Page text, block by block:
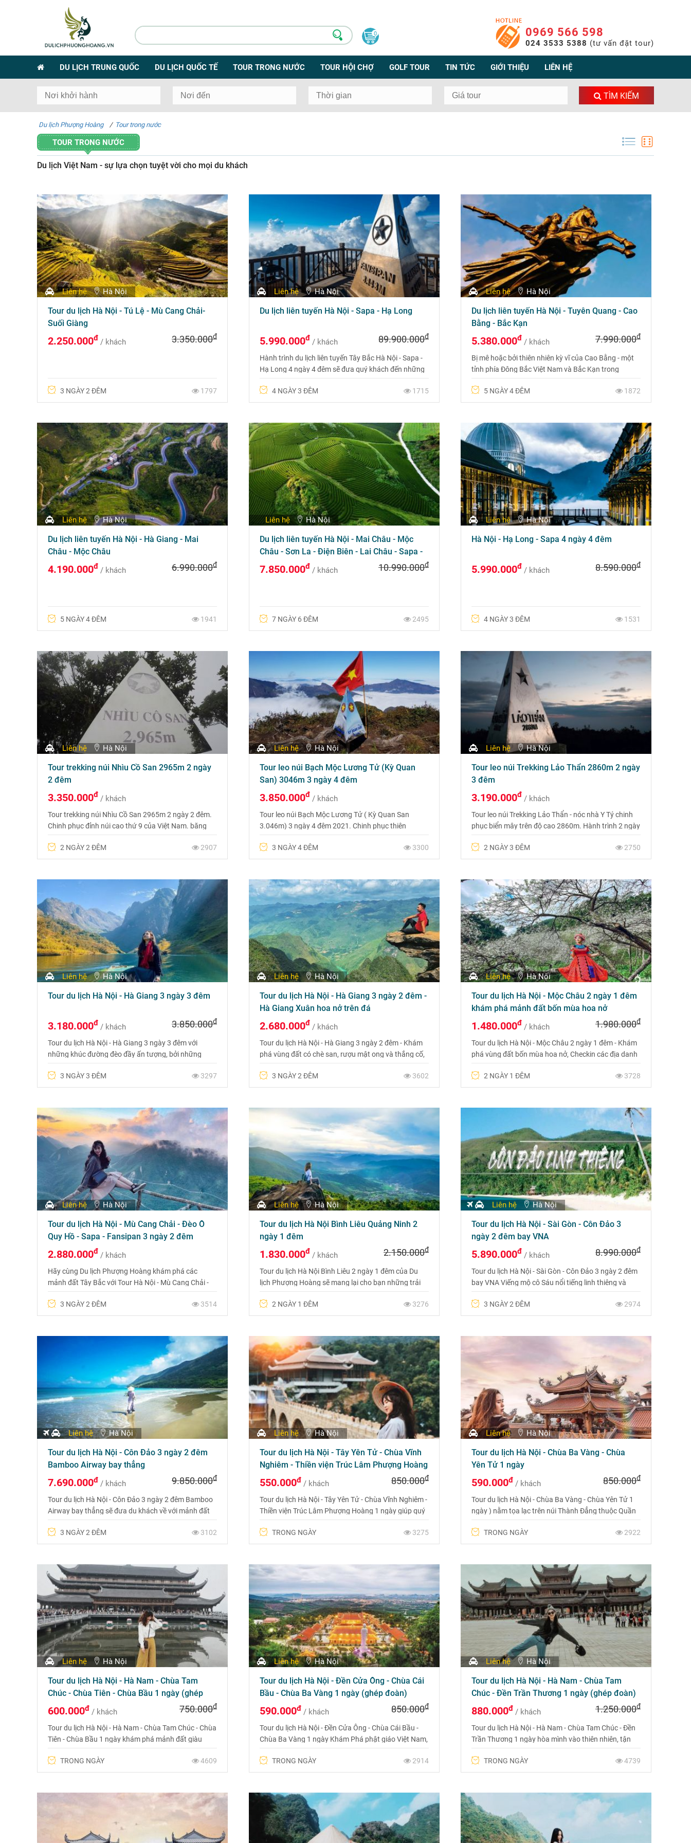
0 0969 566 598
024 3533 5388 (tư vấn đặt tour)
DU LỊCH TRUNG QUỐC DU LỊCH QUỐC TẾ TOUR TRONG NƯỚC TOUR HỘI CHỢ GOLF TOUR TIN TỨC GIỚI THIỆU LIÊN HỆ
TÌM KIẾM
Du lịch Phượng Hoàng / Tour trong nước
TOUR TRONG NƯỚC
Du lịch Việt Nam - sự lựa chọn tuyệt vời cho mọi du khách
Liên hệ Hà Nội
Tour du lịch Hà Nội - Tú Lệ - Mù Cang Chải-
Suối Giàng
2.250.000đ / khách 3.350.000đ
3 NGÀY 2 ĐÊM 1797
Liên hệ Hà Nội
Du lịch liên tuyến Hà Nội - Sapa - Hạ Long
5.990.000đ / khách 89.900.000đ
Hành trình du lịch liên tuyến Tây Bắc Hà Nội - Sapa -
Hạ Long 4 ngày 4 đêm sẽ đưa quý khách đến những
Trong 4 ngày, quý khách sẽ có cơ hội khám phá
những địa điểm nổi bật của miền Bắc Việt Nam. Bắt
quan nhanh chóng quanh thành phố, nơi bạn có thể
tìm hiểu rất nhiều về lịch sử và văn hóa hàng nghìn
năm của thành phố tuyệt vời này.
4 NGÀY 3 ĐÊM 1715
Liên hệ Hà Nội
Du lịch liên tuyến Hà Nội - Tuyên Quang - Cao
Bằng - Bắc Kạn
5.380.000đ / khách 7.990.000đ
Bị mê hoặc bởi thiên nhiên kỳ vĩ của Cao Bằng - một
tỉnh phía Đông Bắc Việt Nam và Bắc Kạn trong
ngợp trước vẻ đẹp tuyệt vời của thiên nhiên, bữa ăn
truyền thống ngon miệng được chế biến từ các
với sự thân thiện nồng hậu.
5 NGÀY 4 ĐÊM 1872
Liên hệ Hà Nội
Du lịch liên tuyến Hà Nội - Hà Giang - Mai
Châu - Mộc Châu
4.190.000đ / khách 6.990.000đ
5 NGÀY 4 ĐÊM 1941
Liên hệ Hà Nội
Du lịch liên tuyến Hà Nội - Mai Châu - Mộc
Châu - Sơn La - Điện Biên - Lai Châu - Sapa -
Hạ Long
7.850.000đ / khách 10.990.000đ
7 NGÀY 6 ĐÊM 2495
Liên hệ Hà Nội
Hà Nội - Hạ Long - Sapa 4 ngày 4 đêm
5.990.000đ / khách 8.590.000đ
4 NGÀY 3 ĐÊM 1531
Liên hệ Hà Nội
Tour trekking núi Nhìu Cồ San 2965m 2 ngày
2 đêm
3.350.000đ / khách
Tour trekking núi Nhìu Cồ San 2965m 2 ngày 2 đêm.
Chinh phục đỉnh núi cao thứ 9 của Việt Nam. băng
vách đá, bám dọc theo khe suối với những viên đá
ẩm ướt đầy rêu phòng trơn trượt nhưng bù lại cảnh
2 NGÀY 2 ĐÊM 2907
Liên hệ Hà Nội
Tour leo núi Bạch Mộc Lương Tử (Kỳ Quan
San) 3046m 3 ngày 4 đêm
3.850.000đ / khách
Tour leo núi Bạch Mộc Lương Tử ( Kỳ Quan San
3.046m) 3 ngày 4 đêm 2021. Chinh phục thiên
dãy Bạch Mộc Lương Tử chỉ toàn mây trắng xóa,
bồng bềnh như những đợt sóng ôm lấy những đỉnh
3 NGÀY 4 ĐÊM 3300
Liên hệ Hà Nội
Tour leo núi Trekking Lảo Thẩn 2860m 2 ngày
3 đêm
3.190.000đ / khách
Tour leo núi Trekking Lảo Thẩn - nóc nhà Y Tý chinh
phục biển mây trên độ cao 2860m. Hành trình 2 ngày
nghiệm khó quên với khung cảnh tuyệt vời của mây
và núi rừng
2 NGÀY 3 ĐÊM 2750
Liên hệ Hà Nội
Tour du lịch Hà Nội - Hà Giang 3 ngày 3 đêm
3.180.000đ / khách 3.850.000đ
Tour du lịch Hà Nội - Hà Giang 3 ngày 3 đêm với
những khúc đường đèo đầy ấn tượng, bởi những
những phiên chợ rực rỡ sắc màu
3 NGÀY 3 ĐÊM 3297
Liên hệ Hà Nội
Tour du lịch Hà Nội - Hà Giang 3 ngày 2 đêm -
Hà Giang Xuân hoa nở trên đá
2.680.000đ / khách
Tour du lịch Hà Nội - Hà Giang 3 ngày 2 đêm - Khám
phá vùng đất có chè san, rượu mật ong và thắng cố,
vấn.3 NGÀY 2 ĐÊM 3602
Liên hệ Hà Nội
Tour du lịch Hà Nội - Mộc Châu 2 ngày 1 đêm
khám phá mảnh đất bốn mùa hoa nở
1.480.000đ / khách 1.980.000đ
Tour du lịch Hà Nội - Mộc Châu 2 ngày 1 đêm - Khám
phá vùng đất bốn mùa hoa nở, Checkin các địa danh
Yếm,...2 NGÀY 1 ĐÊM 3728
Liên hệ Hà Nội
Tour du lịch Hà Nội - Mù Cang Chải - Đèo Ô
Quy Hồ - Sapa - Fansipan 3 ngày 2 đêm
2.880.000đ / khách
Hãy cùng Du lịch Phượng Hoàng khám phá các
mảnh đất Tây Bắc với Tour Hà Nội - Mù Cang Chải -
3 NGÀY 2 ĐÊM
3514
Liên hệ Hà Nội
Tour du lịch Hà Nội Bình Liêu Quảng Ninh 2
ngày 1 đêm
1.830.000đ / khách 2.150.000đ
Tour du lịch Hà Nội Bình Liêu 2 ngày 1 đêm của Du
lịch Phượng Hoàng sẽ mang lại cho bạn những trải
trắng hoa lau.
2 NGÀY 1 ĐÊM 3276
Liên hệ Hà Nội
Tour du lịch Hà Nội - Sài Gòn - Côn Đảo 3
ngày 2 đêm bay VNA
5.890.000đ / khách 8.990.000đ
Tour du lịch Hà Nội - Sài Gòn - Côn Đảo 3 ngày 2 đêm
bay VNA Viếng mộ cô Sáu nổi tiếng linh thiêng và
viếng vào lúc 23 giờ trở đi. Ai đến Côn Đảo cũng từng
đến đây vào giữa đêm để nguyện cầu công việc kinh
3 NGÀY 2 ĐÊM 2974
Liên hệ Hà Nội
Tour du lịch Hà Nội - Côn Đảo 3 ngày 2 đêm
Bamboo Airway bay thẳng
7.690.000đ / khách 9.850.000đ
Tour du lịch Hà Nội - Côn Đảo 3 ngày 2 đêm Bamboo
Airway bay thẳng sẽ đưa du khách về với mảnh đất
chiến tranh đã lùi xa nhưng mảnh đất ấy - một Côn
Đảo kiên trung với những điểm son hào hùng, chói
3 NGÀY 2 ĐÊM 3102
Liên hệ Hà Nội
Tour du lịch Hà Nội - Tây Yên Tử - Chùa Vĩnh
Nghiêm - Thiền viện Trúc Lâm Phượng Hoàng
1 ngày
550.000đ / khách 850.000đ
Tour du lịch Hà Nội - Tây Yên Tử - Chùa Vĩnh Nghiêm -
Thiền viện Trúc Lâm Phượng Hoàng 1 ngày giúp quý
thái và cầu mong một năm bình an và may mắn
TRONG NGÀY 3275
Liên hệ Hà Nội
Tour du lịch Hà Nội - Chùa Ba Vàng - Chùa
Yên Tử 1 ngày
590.000đ / khách 850.000đ
Tour du lịch Hà Nội - Chùa Ba Vàng - Chùa Yên Tử 1
ngày ) nằm tọa lạc trên núi Thành Đẳng thuộc Quần
lớn nhất và độc tôn của nước ta do Phật hoàng Trần
Nhân Tông đắc pháp ý chỉ thiền sáng lập
TRONG NGÀY 2922
Liên hệ Hà Nội
Tour du lịch Hà Nội - Hà Nam - Chùa Tam
Chúc - Chùa Tiên - Chùa Bầu 1 ngày (ghép
đoàn)
600.000đ / khách 750.000đ
Tour du lịch Hà Nội - Hà Nam - Chùa Tam Chúc - Chùa
Tiên - Chùa Bầu 1 ngày khám phá mảnh đất giàu
Nơi đây không chỉ được thiên nhiên ưu ái ban tặng
những danh thắng non xanh nước biếc tuyệt đẹp mà
TRONG NGÀY 4609
Liên hệ Hà Nội
Tour du lịch Hà Nội - Đền Cửa Ông - Chùa Cái
Bầu - Chùa Ba Vàng 1 ngày (ghép đoàn)
590.000đ / khách 850.000đ
Tour du lịch Hà Nội - Đền Cửa Ông - Chùa Cái Bầu -
Chùa Ba Vàng 1 ngày Khám Phá phật giáo Việt Nam,
Chùa Cái Bầu, Chùa Ba Vàng
TRONG NGÀY 2914
Liên hệ Hà Nội
Tour du lịch Hà Nội - Hà Nam - Chùa Tam
Chúc - Đền Trần Thương 1 ngày (ghép đoàn)
880.000đ / khách 1.250.000đ
Tour du lịch Hà Nội - Hà Nam - Chùa Tam Chúc - Đền
Trần Thương 1 ngày hòa mình vào thiên nhiên, tận
sản độc đáo
TRONG NGÀY 4739